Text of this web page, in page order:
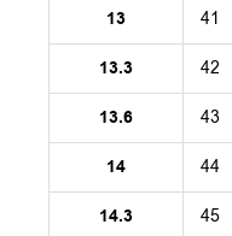
13 41
13.3 42
13.6 43
14 44
14.3 45